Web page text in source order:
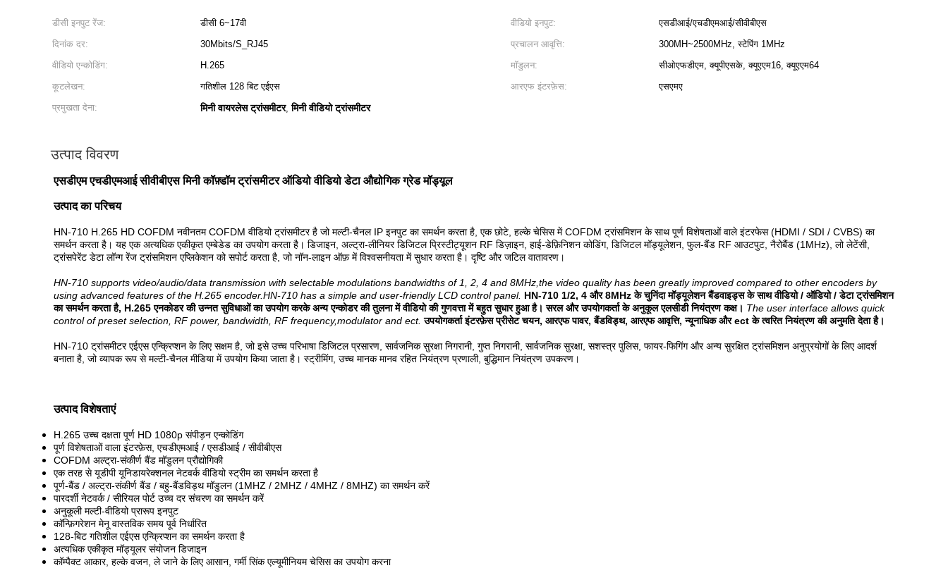
डीसी इनपुट रेंज: डीसी 6~17वी वीडियो इनपुट:
एसडीआई/एचडीएमआई/सीवीबीएस
दिनांक दर:
30Mbits/S_RJ45 प्रचालन आवृत्ति:
300MH~2500MHz, स्टेपिंग 1MHz
वीडियो एन्कोडिंग:
H.265 मॉडुलन:
सीओएफडीएम, क्यूपीएसके, क्यूएएम16, क्यूएएम64
कूटलेखन:
गतिशील 128 बिट एईएस आरएफ इंटरफ़ेस:
एसएमए
प्रमुखता देना:
मिनी वायरलेस ट्रांसमीटर,मिनी वीडियो ट्रांसमीटर
उत्पाद विवरण
एसडीएम एचडीएमआई सीवीबीएस मिनी कॉफ़्डॉम ट्रांसमीटर ऑडियो वीडियो डेटा औद्योगिक ग्रेड मॉड्यूल
उत्पाद का परिचय
HN-710 H.265 HD COFDM नवीनतम COFDM वीडियो ट्रांसमीटर है जो मल्टी-चैनल IP इनपुट का समर्थन करता है, एक छोटे, हल्के चेसिस में COFDM ट्रांसमिशन के साथ पूर्ण विशेषताओं वाले इंटरफेस (HDMI / SDI / CVBS) का
समर्थन करता है। यह एक अत्यधिक एकीकृत एम्बेडेड का उपयोग करता है। डिजाइन, अल्ट्रा-लीनियर डिजिटल प्रिस्टीट्यूशन RF डिज़ाइन, हाई-डेफ़िनिशन कोडिंग, डिजिटल मॉड्यूलेशन, फुल-बैंड RF आउटपुट, नैरोबैंड (1MHz), लो लेटेंसी,
ट्रांसपेरेंट डेटा लॉन्ग रेंज ट्रांसमिशन एप्लिकेशन को सपोर्ट करता है, जो नॉन-लाइन ऑफ़ में विश्वसनीयता में सुधार करता है। दृष्टि और जटिल वातावरण।
HN-710 supports video/audio/data transmission with selectable modulations bandwidths of 1, 2, 4 and 8MHz,the video quality has been greatly improved compared to other encoders by
using advanced features of the H.265 encoder.HN-710 has a simple and user-friendly LCD control panel. HN-710 1/2, 4 और 8MHz के चुनिंदा मॉड्यूलेशन बैंडवाइड्स के साथ वीडियो / ऑडियो / डेटा ट्रांसमिशन
का समर्थन करता है, H.265 एनकोडर की उन्नत सुविधाओं का उपयोग करके अन्य एन्कोडर की तुलना में वीडियो की गुणवत्ता में बहुत सुधार हुआ है। सरल और उपयोगकर्ता के अनुकूल एलसीडी नियंत्रण कक्ष। The user interface allows quick
control of preset selection, RF power, bandwidth, RF frequency,modulator and ect. उपयोगकर्ता इंटरफ़ेस प्रीसेट चयन, आरएफ पावर, बैंडविड्थ, आरएफ आवृत्ति, न्यूनाधिक और ect के त्वरित नियंत्रण की अनुमति देता है।
HN-710 ट्रांसमीटर एईएस एन्क्रिप्शन के लिए सक्षम है, जो इसे उच्च परिभाषा डिजिटल प्रसारण, सार्वजनिक सुरक्षा निगरानी, ​​गुप्त निगरानी, ​​सार्वजनिक सुरक्षा, सशस्त्र पुलिस, फायर-फिगिंग और अन्य सुरक्षित ट्रांसमिशन अनुप्रयोगों के लिए आदर्श
बनाता है, जो व्यापक रूप से मल्टी-चैनल मीडिया में उपयोग किया जाता है। स्ट्रीमिंग, उच्च मानक मानव रहित नियंत्रण प्रणाली, बुद्धिमान नियंत्रण उपकरण।
उत्पादविशेषताएं
H.265 उच्च दक्षता पूर्ण HD 1080p संपीड़न एन्कोडिंग
पूर्ण विशेषताओं वाला इंटरफ़ेस, एचडीएमआई / एसडीआई / सीवीबीएस
COFDM अल्ट्रा-संकीर्ण बैंड मॉडुलन प्रौद्योगिकी
एक तरह से यूडीपी यूनिडायरेक्शनल नेटवर्क वीडियो स्ट्रीम का समर्थन करता है
पूर्ण-बैंड / अल्ट्रा-संकीर्ण बैंड / बहु-बैंडविड्थ मॉडुलन (1MHZ / 2MHZ / 4MHZ / 8MHZ) का समर्थन करें
पारदर्शी नेटवर्क / सीरियल पोर्ट उच्च दर संचरण का समर्थन करें
अनुकूली मल्टी-वीडियो प्रारूप इनपुट
कॉन्फ़िगरेशन मेनू वास्तविक समय पूर्व निर्धारित
128-बिट गतिशील एईएस एन्क्रिप्शन का समर्थन करता है
अत्यधिक एकीकृत मॉड्यूलर संयोजन डिजाइन
कॉम्पैक्ट आकार, हल्के वजन, ले जाने के लिए आसान, गर्मी सिंक एल्यूमीनियम चेसिस का उपयोग करना